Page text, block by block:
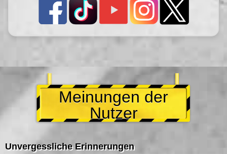
Meinungen der
Nutzer
Unvergessliche Erinnerungen